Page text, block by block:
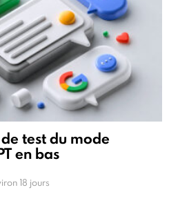
test du mode
en bas
18 jours